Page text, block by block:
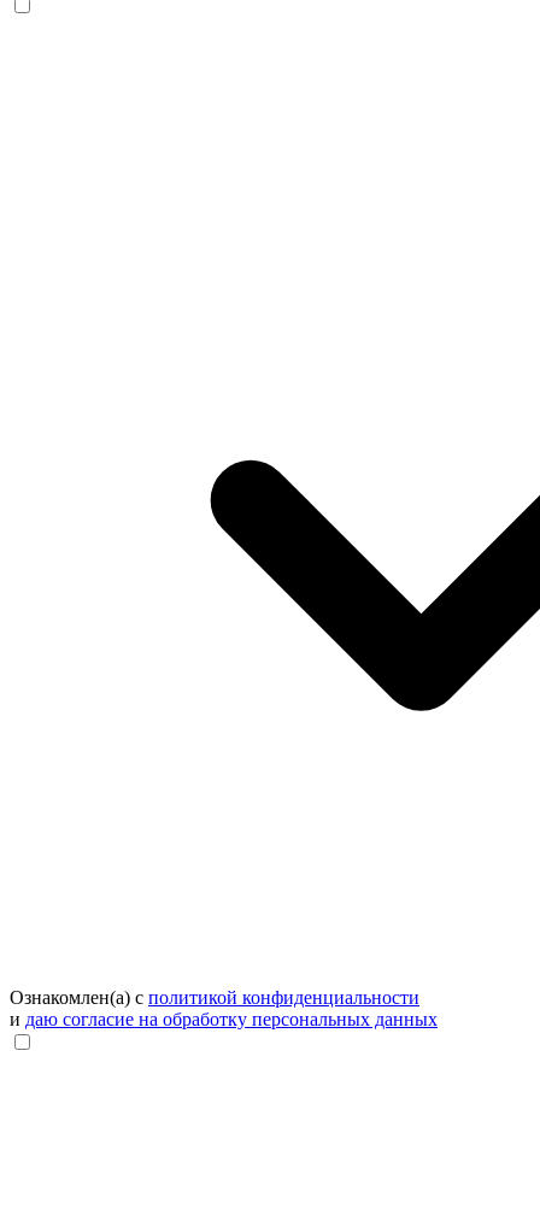
Ознакомлен(а) с политикой конфиденциальности
и даю согласие на обработку персональных данных